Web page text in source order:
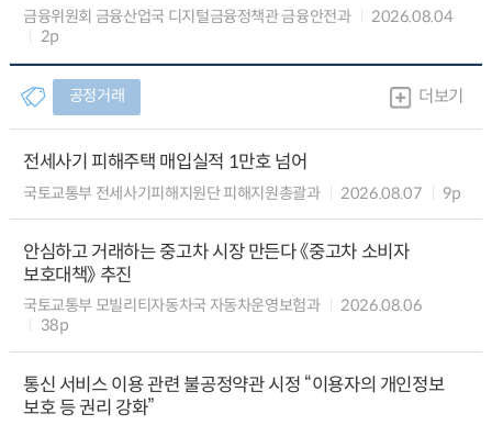
금융위원회 금융산업국 디지털금융정책관 금융안전과
2026.08.04
2p
공정거래 더보기
전세사기 피해주택 매입실적 1만호 넘어
국토교통부 전세사기피해지원단 피해지원총괄과 2026.08.07 9p
안심하고 거래하는 중고차 시장 만든다 《중고차 소비자
보호대책》 추진
국토교통부 모빌리티자동차국 자동차운영보험과
2026.08.06
38p
통신 서비스 이용 관련 불공정약관 시정 “이용자의 개인정보
보호 등 권리 강화”